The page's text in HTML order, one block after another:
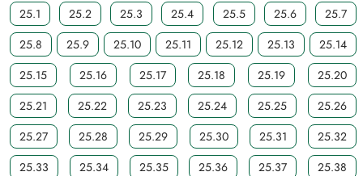
25.1 25.2 25.3 25.4 25.5 25.6
25.7
25.8
25.9 25.10 25.11 25.12 25.13
25.14
25.15
25.16 25.17 25.18 25.19
25.20
25.21
25.22 25.23 25.24 25.25
25.26
25.27
25.28 25.29 25.30 25.31
25.32
25.33
25.34 25.35 25.36 25.37
25.38